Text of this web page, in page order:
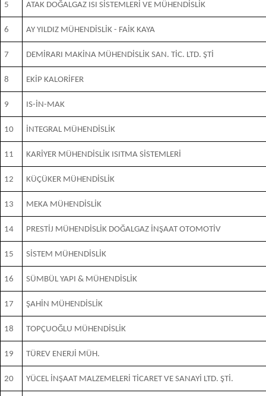
5 ATAK DOĞALGAZ ISI SİSTEMLERİ VE MÜHENDİSLİK
6 AY YILDIZ MÜHENDİSLİK - FAİK KAYA
7 DEMİRARI MAKİNA MÜHENDİSLİK SAN. TİC. LTD. ŞTİ
8 EKİP KALORİFER
9 IS-İN-MAK
10 İNTEGRAL MÜHENDİSLİK
11 KARİYER MÜHENDİSLİK ISITMA SİSTEMLERİ
12 KÜÇÜKER MÜHENDİSLİK
13 MEKA MÜHENDİSLİK
14 PRESTİJ MÜHENDİSLİK DOĞALGAZ İNŞAAT OTOMOTİV
15 SİSTEM MÜHENDİSLİK
16 SÜMBÜL YAPI & MÜHENDİSLİK
17 ŞAHİN MÜHENDİSLİK
18 TOPÇUOĞLU MÜHENDİSLİK
19 TÜREV ENERJİ MÜH.
20 YÜCEL İNŞAAT MALZEMELERİ TİCARET VE SANAYİ LTD. ŞTİ.